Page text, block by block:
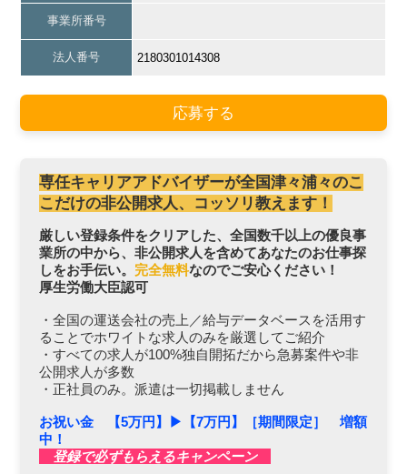
事業所番号
法人番号 2180301014308
応募する
専任キャリアアドバイザーが全国津々浦々のこ
こだけの非公開求人、コッソリ教えます！
厳しい登録条件をクリアした、全国数千以上の優良事
業所の中から、非公開求人を含めてあなたのお仕事探
しをお手伝い。 完全無料なのでご安心ください！
厚生労働大臣認可
・全国の運送会社の売上／給与データベースを活用す
ることでホワイトな求人のみを厳選してご紹介
・すべての求人が100%独自開拓だから急募案件や非
公開求人が多数
・正社員のみ。派遣は一切掲載しません
お祝い金 【5万円】▶︎【7万円】［期間限定］ 増額
中！
登録で必ずもらえるキャンペーン